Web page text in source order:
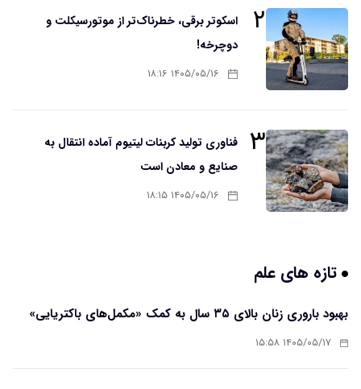
۲
اسکوتر برقی، خطرناک‌تر از موتورسیکلت و
دوچرخه!
۱۴۰۵/۰۵/۱۶ ۱۸:۱۶
۳
فناوری تولید کربنات لیتیوم آماده انتقال به
صنایع و معادن است
۱۴۰۵/۰۵/۱۶ ۱۸:۱۵
تازه های علم
بهبود باروری زنان بالای ۳۵ سال به کمک «مکمل‌های باکتریایی»
۱۴۰۵/۰۵/۱۷ ۱۵:۵۸